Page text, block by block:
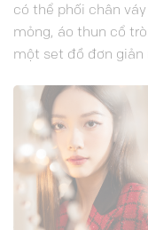
có thể phối chân
mỏng, áo thun cổ
một set đồ đơn giản